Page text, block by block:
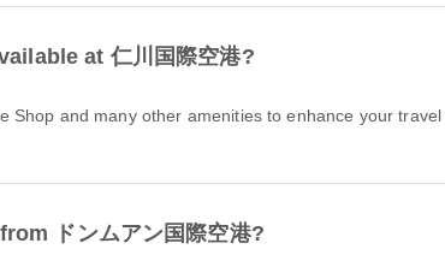
at 仁川国際空港?
ドンムアン国際空港?